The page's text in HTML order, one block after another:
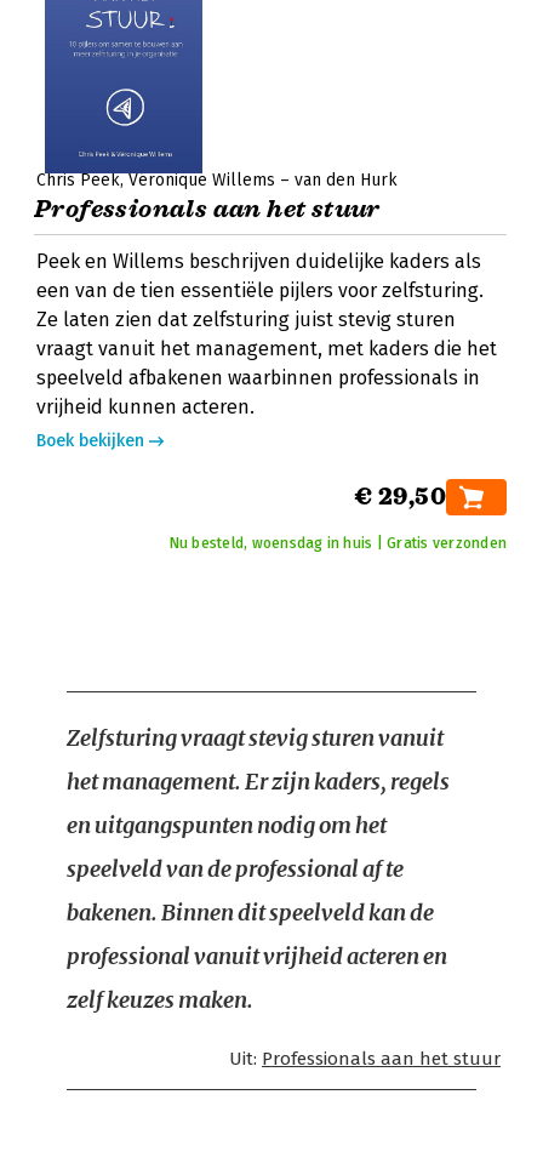
Chris Peek Véronique Willems – van den Hurk
Professionals aan het stuur
Peek en Willems beschrijven duidelijke kaders als
een van de tien essentiële pijlers voor zelfsturing.
Ze laten zien dat zelfsturing juist stevig sturen
vraagt vanuit het management, met kaders die het
speelveld afbakenen waarbinnen professionals in
vrijheid kunnen acteren.
Boek bekijken
€ 29,50
Nu besteld, woensdag in huis | Gratis verzonden
Zelfsturing vraagt stevig sturen vanuit
het management. Er zijn kaders, regels
en uitgangspunten nodig om het
speelveld van de professional af te
bakenen. Binnen dit speelveld kan de
professional vanuit vrijheid acteren en
zelf keuzes maken.
Uit: Professionals aan het stuur